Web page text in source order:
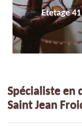
Etetage 41
Spécialiste en
Saint Jean